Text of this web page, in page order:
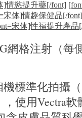
]情慾提升藥[/font]
宋体]情趣保健品[/font]
宋体]性福提升產品
網格注射（每
標準化拍攝
，使用Vectra